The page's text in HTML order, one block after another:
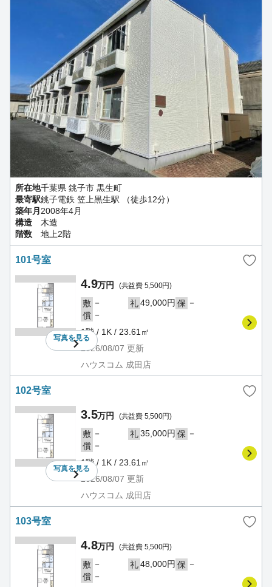
所在地千葉県 銚子市 黒生町
最寄駅銚子電鉄 笠上黒生駅 （徒歩12分）
築年月2008年4月
構造
木造
階数
地上2階
101号室
写真を見る
4.9万円 (共益費 5,500円)
敷 － 礼49,000円 保 －
償 －
1階 / 1K / 23.61㎡
2026/08/07 更新
ハウスコム 成田店
102号室
写真を見る
3.5万円 (共益費 5,500円)
敷 － 礼35,000円 保 －
償 －
1階 / 1K / 23.61㎡
2026/08/07 更新
ハウスコム 成田店
103号室
4.8万円 (共益費 5,500円)
敷 － 礼48,000円 保 －
償 －